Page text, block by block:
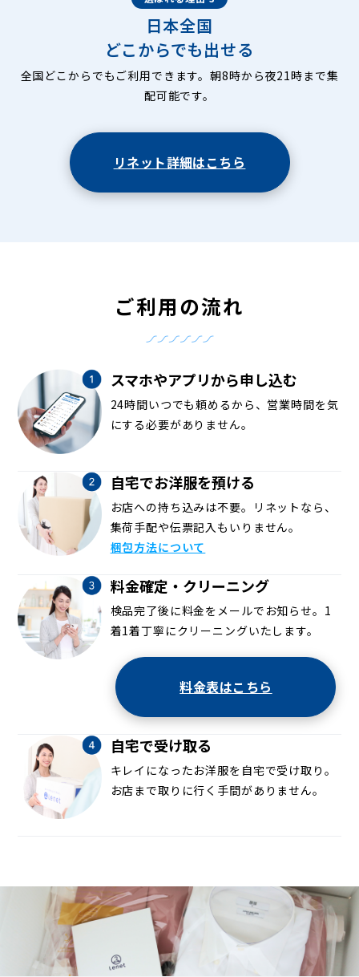
日本全国
どこからでも出せる
全国どこからでもご利用できます。朝8時から夜21時まで集
配可能です。
リネット詳細はこちら
ご利用の流れ
スマホやアプリから申し込む
24時間いつでも頼めるから、営業時間を気
にする必要がありません。
自宅でお洋服を預ける
お店への持ち込みは不要。リネットなら、
集荷手配や伝票記入もいりません。
梱包方法について
料金確定・クリーニング
検品完了後に料金をメールでお知らせ。1
着1着丁寧にクリーニングいたします。
料金表はこちら
自宅で受け取る
キレイになったお洋服を自宅で受け取り。
お店まで取りに行く手間がありません。